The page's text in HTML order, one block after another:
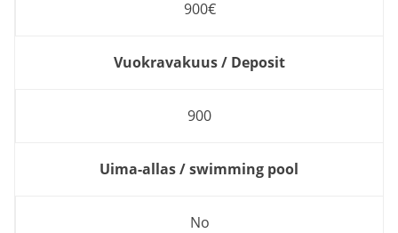
900€
Vuokravakuus / Deposit
900
Uima-allas / swimming pool
No